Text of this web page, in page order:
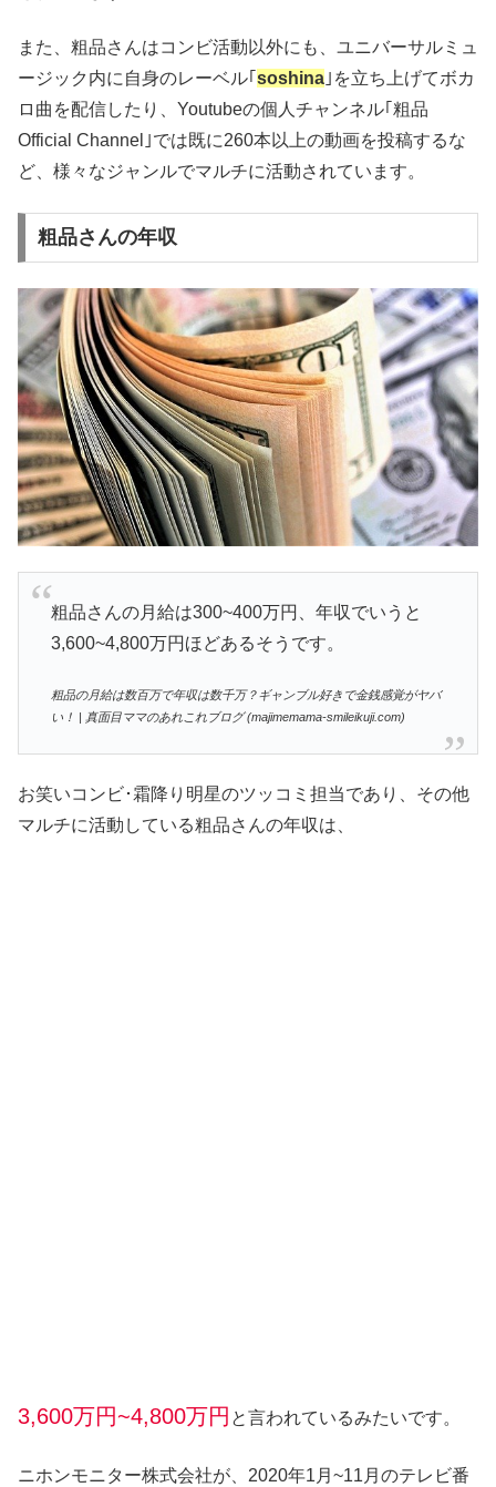
また、粗品さんはコンビ活動以外にも、ユニバーサルミュ
ージック内に自身のレーベル｢ soshina ｣を立ち上げてボカ
ロ曲を配信したり、Youtubeの個人チャンネル｢粗品
Official Channel｣では既に260本以上の動画を投稿するな
ど、様々なジャンルでマルチに活動されています。
粗品さんの年収
粗品さんの月給は300~400万円、年収でいうと
3,600~4,800万円ほどあるそうです。
粗品の月給は数百万で年収は数千万？ギャンブル好きで金銭感覚がヤバ
い！ | 真面目ママのあれこれブログ (majimemama-smileikuji.com)
お笑いコンビ･霜降り明星のツッコミ担当であり、その他
マルチに活動している粗品さんの年収は、
3,600万円~4,800万円 と言われているみたいです。
ニホンモニター株式会社が、2020年1月~11月のテレビ番